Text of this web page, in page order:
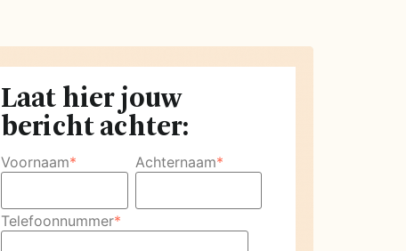
Laat hier jouw
bericht achter:
Voornaam* Achternaam*
Telefoonnummer*